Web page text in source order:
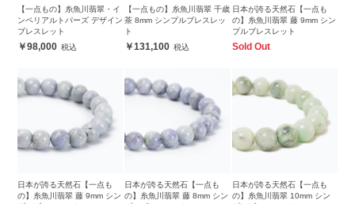
【一点もの】糸魚川翡翠・イ
ンペリアルトパーズ デザイン
ブレスレット
98,000
【一点もの】糸魚川翡翠 千歳
茶 8mm シンプルブレスレッ
ト
131,100
日本が誇る天然石【一点も
の】糸魚川翡翠 藤 9mm シン
プルブレスレット
Sold Out
日本が誇る天然石【一点も
の】糸魚川翡翠 藤 9mm シン
日本が誇る天然石【一点も
の】糸魚川翡翠 藤 8mm シン
日本が誇る天然石【一点も
の】糸魚川翡翠 10mm シン